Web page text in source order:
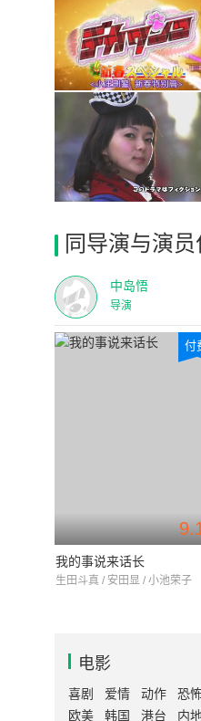
同导演与演员
中岛悟
导演
付
我的事说来话长
生田斗真 / 安田显 / 小池荣子
电影
喜剧 爱情 动作 恐
欧美
韩国 港台 内地